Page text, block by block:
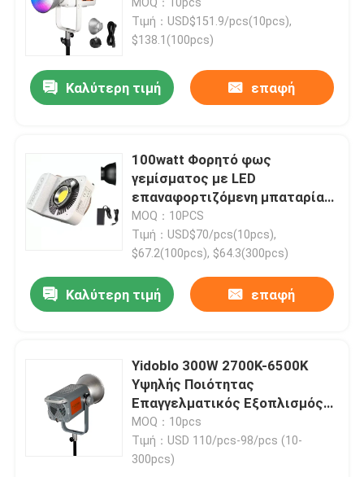
Τιμή：USD$151.9/pcs(10pcs),
$138.1(100pcs)
Καλύτερη τιμή επαφή
100watt Φορητό φως
γεμίσματος με LED
επαναφορτιζόμενη μπαταρία
τροφοδοτείται από
διχρωματική θερμοκρασία
7500K + 300K
MOQ：10PCS
Τιμή：USD$70/pcs(10pcs),
$67.2(100pcs), $64.3(300pcs)
Καλύτερη τιμή επαφή
Yidoblo 300W 2700K-6500K
Υψηλής Ποιότητας
Επαγγελματικός Εξοπλισμός
Φωτισμού Ήχου Βίντεο
Συνεχούς Φωτισμού για Βίντεο
Live Fill Light
MOQ：10pcs
Τιμή：USD 110/pcs-98/pcs (10-
300pcs)